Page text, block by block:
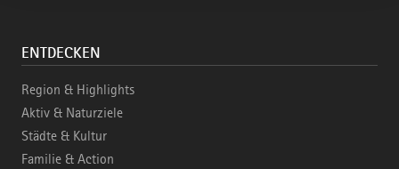
ENTDECKEN
Region & Highlights
Aktiv & Naturziele
Städte & Kultur
Familie & Action